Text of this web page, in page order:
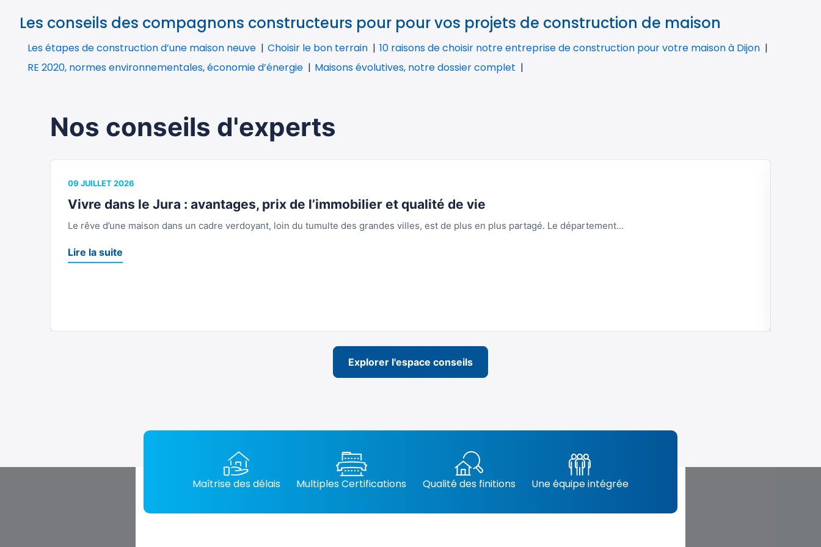
Les conseils des compagnons constructeurs pour pour vos projets de construction de maison
Les étapes de construction d’une maison neuve Choisir le bon terrain
10 raisons de choisir notre entreprise de construction pour votre maison à Dijon
RE 2020, normes environnementales, économie d’énergie
Maisons évolutives, notre dossier complet
Nos conseils d'experts
09 JUILLET 2026
Vivre dans le Jura : avantages, prix de l’immobilier et qualité de vie
Le rêve d’une maison dans un cadre verdoyant, loin du tumulte des grandes villes, est de plus en plus partagé. Le département...
Lire la suite
Explorer l'espace conseils
Maîtrise des délais Multiples Certifications Qualité des finitions Une équipe intégrée